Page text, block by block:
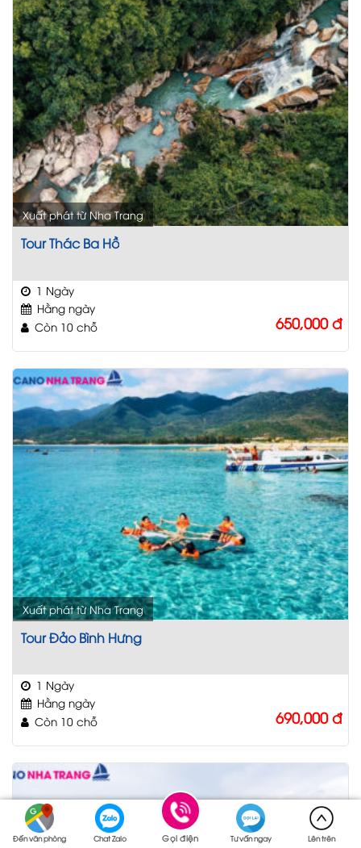
Tour Thác Ba Hồ
Xuất phát từ Nha Trang
1 Ngày
Hằng ngày
Còn 10 chỗ
650,000đ
Tour Đảo Bình Hưng
Xuất phát từ Nha Trang
1 Ngày
Hằng ngày
Còn 10 chỗ
690,000đ
Đến văn phòng Chat Zalo Gọi điện Tư vấn ngay Lên trên